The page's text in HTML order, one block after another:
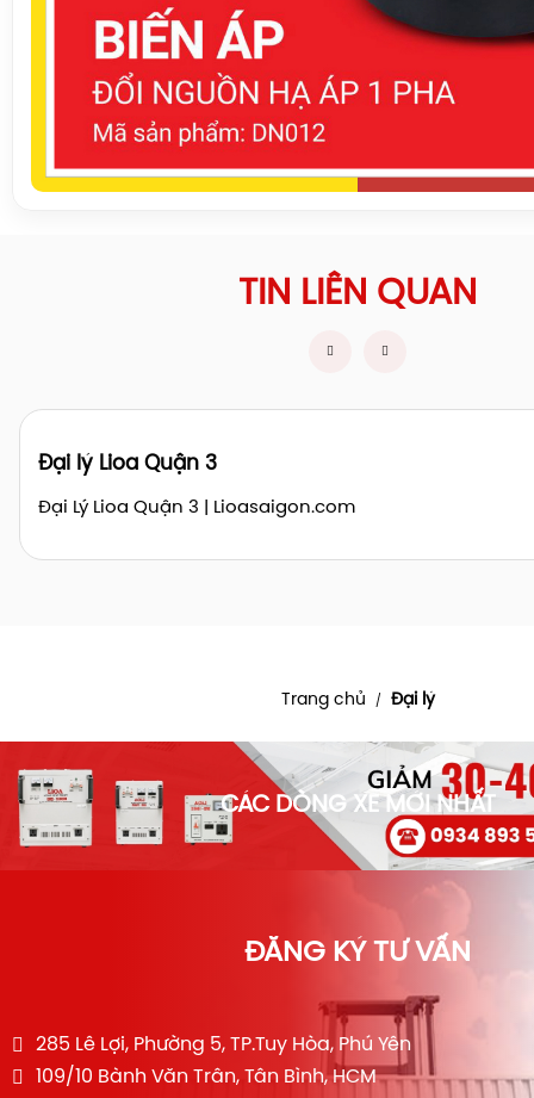
TIN LIÊN QUAN
Đại lý Lioa Quận 3
Đại Lý Lioa Quận 3 | Lioasaigon.com
Trang chủ / Đại lý
CÁC DÒNG XE MỚI NHẤT
ĐĂNG KÝ TƯ VẤN
285 Lê Lợi, Phường 5, TP.Tuy Hòa, Phú Yên
109/10 Bành Văn Trân, Tân Bình, HCM